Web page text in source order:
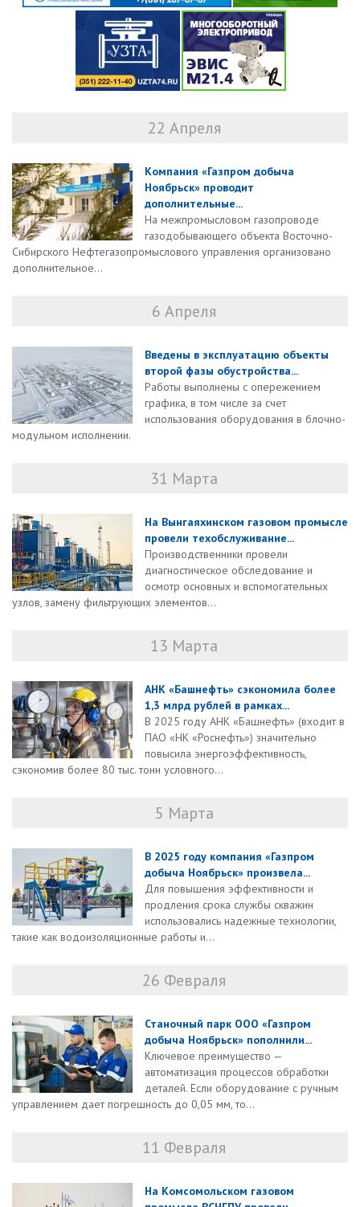
22 Апреля
Компания «Газпром добыча
Ноябрьск» проводит
дополнительные...
На межпромысловом газопроводе
газодобывающего объекта Восточно-
Сибирского Нефтегазопромыслового управления организовано
дополнительное...
6 Апреля
Введены в эксплуатацию объекты
второй фазы обустройства...
Работы выполнены с опережением
графика, в том числе за счет
использования оборудования в блочно-
модульном исполнении.
31 Марта
На Вынгаяхинском газовом промысле
провели техобслуживание...
Производственники провели
диагностическое обследование и
осмотр основных и вспомогательных
узлов, замену фильтрующих элементов...
13 Марта
АНК «Башнефть» сэкономила более
1,3 млрд рублей в рамках...
В 2025 году АНК «Башнефть» (входит в
ПАО «НК «Роснефть») значительно
повысила энергоэффективность,
сэкономив более 80 тыс. тонн условного...
5 Марта
В 2025 году компания «Газпром
добыча Ноябрьск» произвела...
Для повышения эффективности и
продления срока службы скважин
использовались надежные технологии,
такие как водоизоляционные работы и...
26 Февраля
Станочный парк ООО «Газпром
добыча Ноябрьск» пополнили...
Ключевое преимущество —
автоматизация процессов обработки
деталей. Если оборудование с ручным
управлением дает погрешность до 0,05 мм, то...
11 Февраля
На Комсомольском газовом